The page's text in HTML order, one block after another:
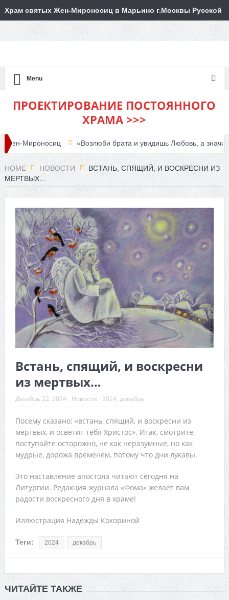
Храм святых Жен-Мироносиц в Марьино г.Москвы Русской
Православной Церкви
Menu
ПРОЕКТИРОВАНИЕ ПОСТОЯННОГО
ХРАМА >>>
Мироносиц «Возлюби брата и увидишь Любовь, а значит,
объявляет набор
HOME НОВОСТИ
ВСТАНЬ, СПЯЩИЙ, И ВОСКРЕСНИ ИЗ
МЕРТВЫХ…
Встань, спящий, и воскресни
из мертвых…
Декабрь 22, 2024 Новости 2024, декабрь
Посему сказано: «встань, спящий, и воскресни из
мертвых, и осветит тебя Христос». Итак, смотри‌те,
поступайте осторожно, не как неразумные, но как
мудрые, дорожа временем, потому что дни лукавы.
Это наставление апостола читают сегодня на
Литургии. Редакция журнала «Фома» желает вам
радости воскресного дня в храме!
Иллюстрация Надежды Кокориной
Теги: 2024 декабрь
ЧИТАЙТЕ ТАКЖЕ